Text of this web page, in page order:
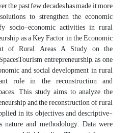
the past few decades has made it more
to strengthen the economic
socio-economic activities in rural
as a Key Factor in the Economic
of Rural Areas A Study on the
entrepreneurship, as one
and social development in rural
role in the reconstruction and
This study aims to analyze the
and the reconstruction of rural
in its objectives and descriptive-
and methodology. Data were